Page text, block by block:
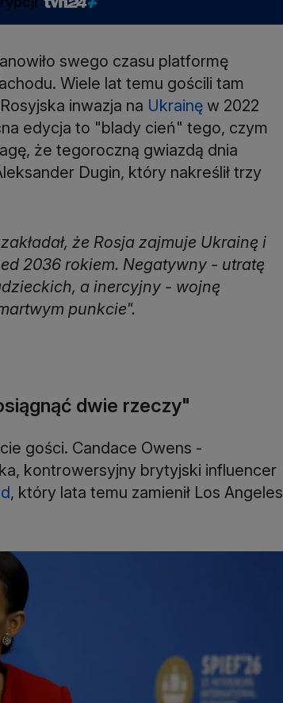
swego czasu platformę
Wiele lat temu gościli tam
inwazja na Ukrainę w 2022
edycja to "blady cień" tego, czym
że tegoroczną gwiazdą dnia
Dugin, który nakreślił trzy
że Rosja zajmuje Ukrainę i
2036 rokiem. Negatywny - utratę
a inercyjny - wojnę
punkcie".
dwie rzeczy"
gości. Candace Owens -
kontrowersyjny brytyjski influencer
, który lata temu zamienił Los Angeles